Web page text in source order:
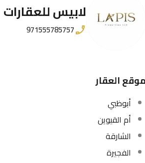
لابيس للعقارات
971555785757
موقع العقار
أبوظبي
أم القيوين
الشارقة
الفجيرة